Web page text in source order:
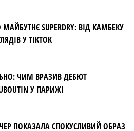
SUPERDRY: ВІД КАМБЕКУ
У TIKTOK
ЧИМ ВРАЗИВ ДЕБЮТ
У ПАРИЖІ
ПОКАЗАЛА СПОКУСЛИВИЙ ОБРАЗ